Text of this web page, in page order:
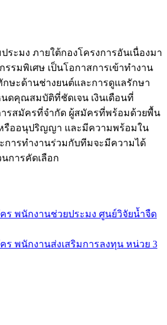
ระมง ภายใต้กองโครงการอันเนื่องมา
รมพิเศษ เป็นโอกาสการเข้าทำงาน
ษะด้านช่างยนต์และการดูแลรักษา
ดคุณสมบัติที่ชัดเจน เงินเดือนที่
ารสมัครที่จำกัด ผู้สมัครที่พร้อมด้วยพื้น
รืออนุปริญญา และมีความพร้อมใน
การทำงานร่วมกับทีมจะมีความได้
การคัดเลือก
ร พนักงานช่วยประมง ศูนย์วิจัยน้ำจืด
ร พนักงานส่งเสริมการลงทุน หน่วย 3